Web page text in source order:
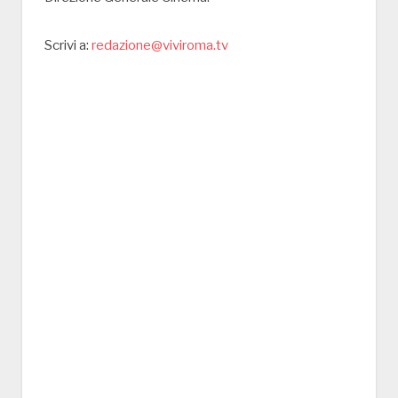
Scrivi a: redazione@viviroma.tv